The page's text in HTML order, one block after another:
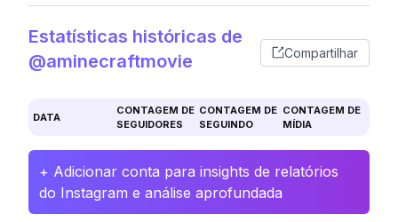
Estatísticas históricas de
@aminecraftmovie
Compartilhar
DATA
CONTAGEM DE
SEGUIDORES
CONTAGEM DE
SEGUINDO
CONTAGEM DE
MÍDIA
+ Adicionar conta para insights de relatórios
do Instagram e análise aprofundada